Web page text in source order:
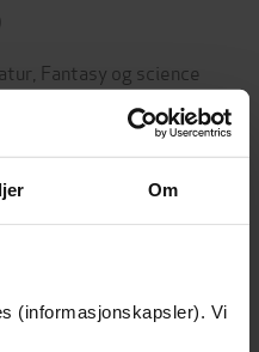
Om
(informasjonskapsler). Vi
Fantasy og science